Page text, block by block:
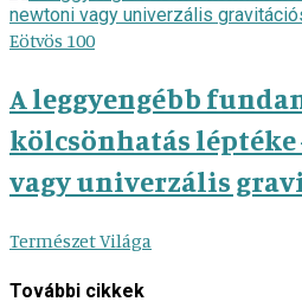
Eötvös 100
A leggyengébb
kölcsönhatás
vagy univerzális
Természet Világa
További cikkek